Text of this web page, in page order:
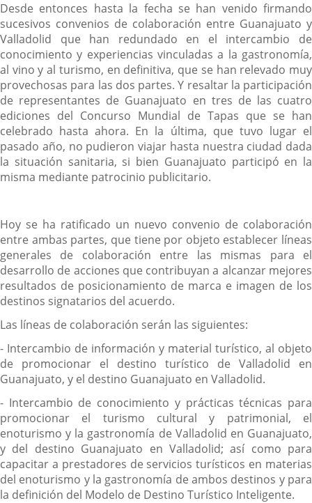
Desde entonces hasta la fecha se han venido firmando
sucesivos convenios de colaboración entre Guanajuato y
Valladolid que han redundado en el intercambio de
conocimiento y experiencias vinculadas a la gastronomía,
al vino y al turismo, en definitiva, que se han relevado muy
provechosas para las dos partes. Y resaltar la participación
de representantes de Guanajuato en tres de las cuatro
ediciones del Concurso Mundial de Tapas que se han
celebrado hasta ahora. En la última, que tuvo lugar el
pasado año, no pudieron viajar hasta nuestra ciudad dada
la situación sanitaria, si bien Guanajuato participó en la
misma mediante patrocinio publicitario.
Hoy se ha ratificado un nuevo convenio de colaboración
entre ambas partes, que tiene por objeto establecer líneas
generales de colaboración entre las mismas para el
desarrollo de acciones que contribuyan a alcanzar mejores
resultados de posicionamiento de marca e imagen de los
destinos signatarios del acuerdo.
Las líneas de colaboración serán las siguientes:
- Intercambio de información y material turístico, al objeto
de promocionar el destino turístico de Valladolid en
Guanajuato, y el destino Guanajuato en Valladolid.
- Intercambio de conocimiento y prácticas técnicas para
promocionar el turismo cultural y patrimonial, el
enoturismo y la gastronomía de Valladolid en Guanajuato,
y del destino Guanajuato en Valladolid; así como para
capacitar a prestadores de servicios turísticos en materias
del enoturismo y la gastronomía de ambos destinos y para
la definición del Modelo de Destino Turístico Inteligente.